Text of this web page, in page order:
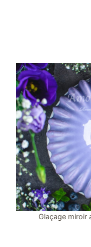
Glaçage miroir